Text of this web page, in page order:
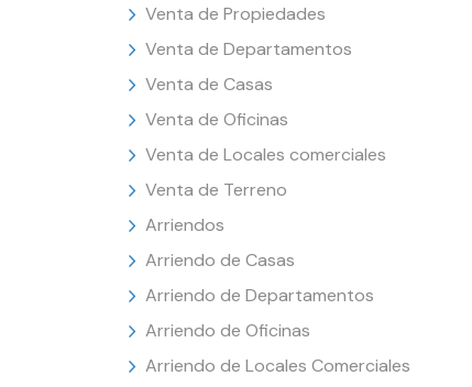
Venta de Propiedades
Venta de Departamentos
Venta de Casas
Venta de Oficinas
Venta de Locales comerciales
Venta de Terreno
Arriendos
Arriendo de Casas
Arriendo de Departamentos
Arriendo de Oficinas
Arriendo de Locales Comerciales